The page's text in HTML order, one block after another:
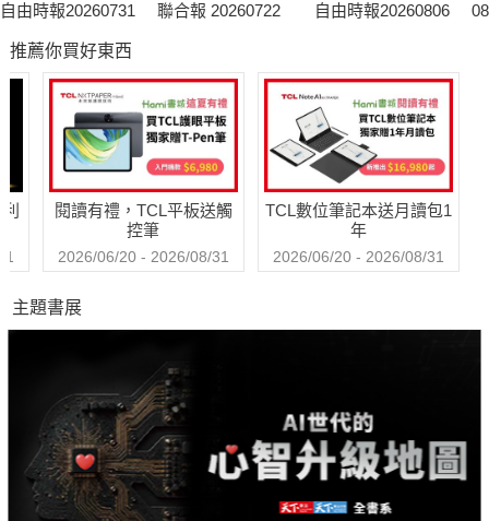
自由時報20260731 聯合報 20260722 自由時報20260806
推薦你買好東西
閱讀有禮，TCL平板送觸
控筆
2026/06/20 - 2026/08/31
TCL數位筆記本送月讀包1
年
2026/06/20 - 2026/08/31
主題書展